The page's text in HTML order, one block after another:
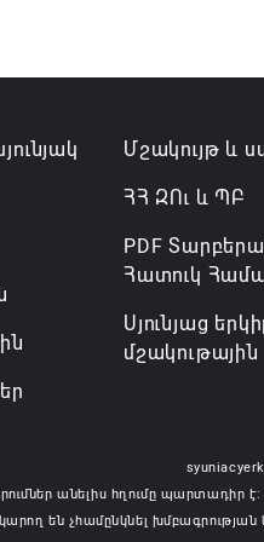
Մշակույթ և
ՀՀ ԶՈւ և ՊԲ
PDF
Հատուկ
Սյունյաց
մշակութային
անելիս հղումը պարտադիր
են չհամընկնել